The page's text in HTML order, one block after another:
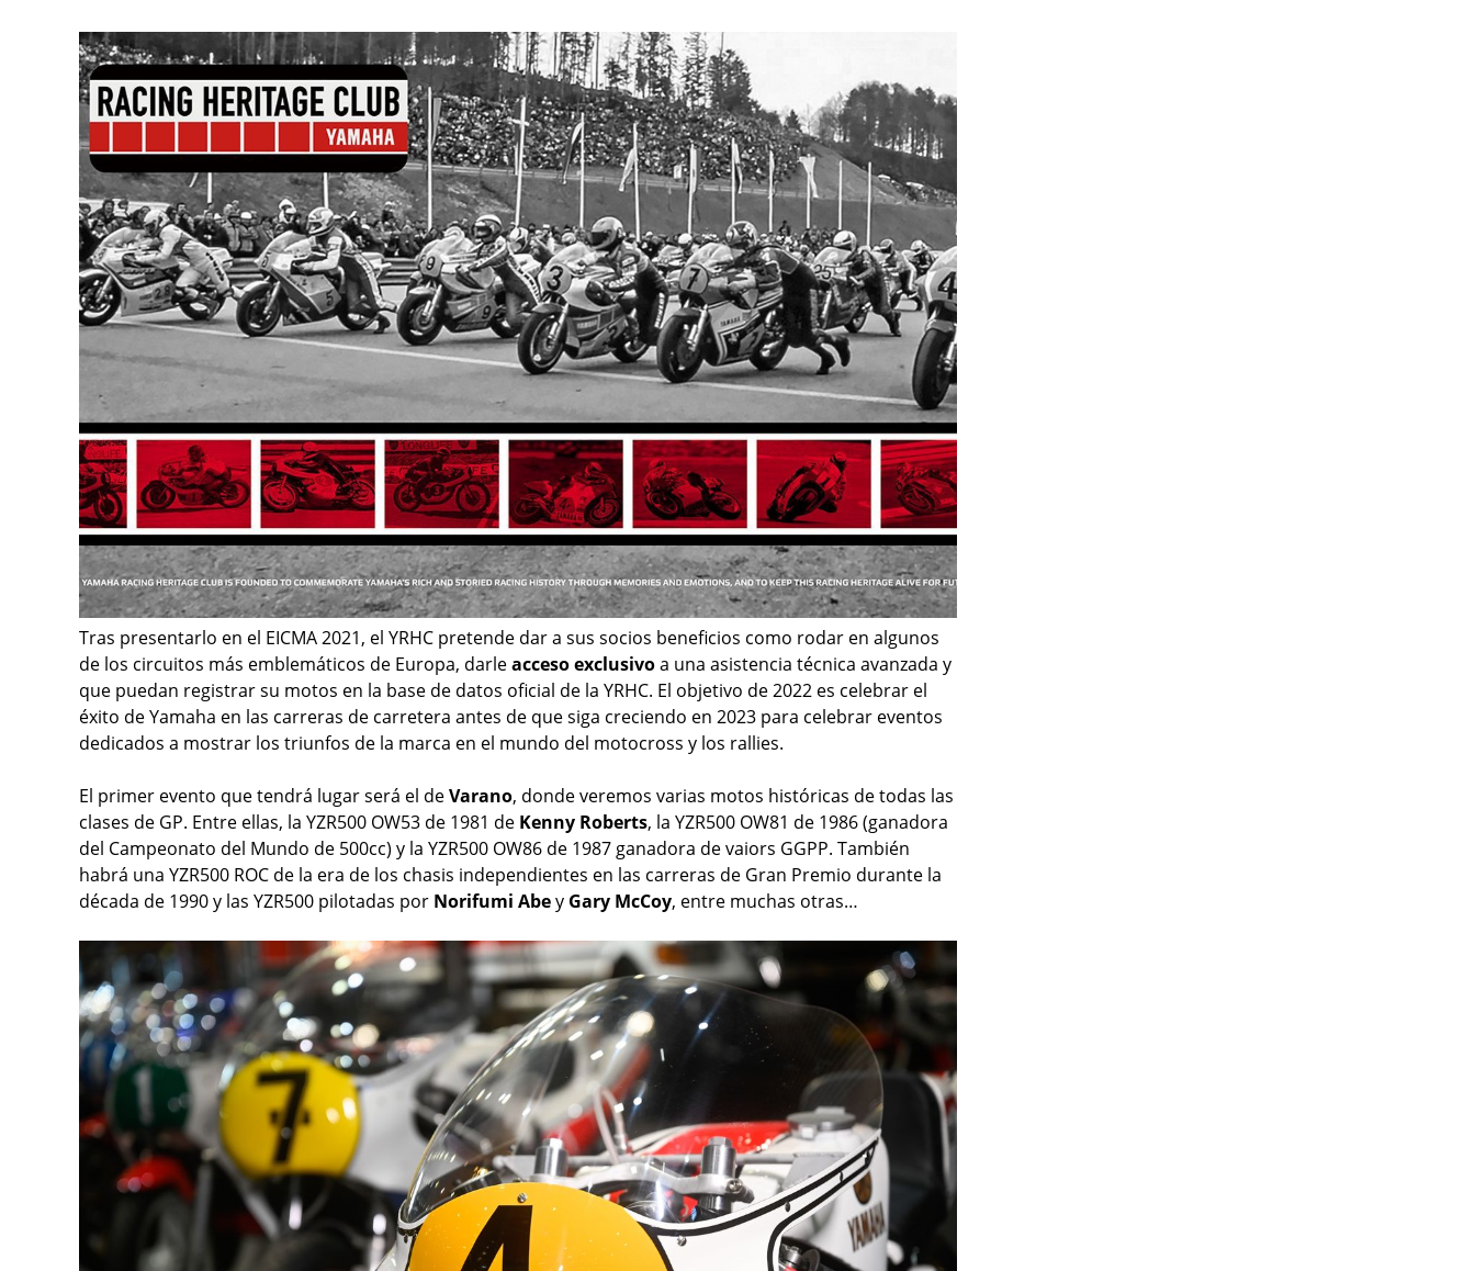
Tras presentarlo en el EICMA 2021, el YRHC pretende dar a sus socios beneficios como rodar en algunos
de los circuitos más emblemáticos de Europa, darleacceso exclusivoa una asistencia técnica avanzada y
que puedan registrar su motos en la base de datos oficial de la YRHC. El objetivo de 2022 es celebrar el
éxito de Yamaha en las carreras de carretera antes de que siga creciendo en 2023 para celebrar eventos
dedicados a mostrar los triunfos de la marca en el mundo del motocross y los rallies.
El primer evento que tendrá lugar será el deVarano, donde veremos varias motos históricas de todas las
clases de GP. Entre ellas, la YZR500 OW53 de 1981 de Kenny Roberts, la YZR500 OW81 de 1986 (ganadora
del Campeonato del Mundo de 500cc) y la YZR500 OW86 de 1987 ganadora de vaiors GGPP. También
habrá una YZR500 ROC de la era de los chasis independientes en las carreras de Gran Premio durante la
década de 1990 y las YZR500 pilotadas por Norifumi Abey Gary McCoy, entre muchas otras…